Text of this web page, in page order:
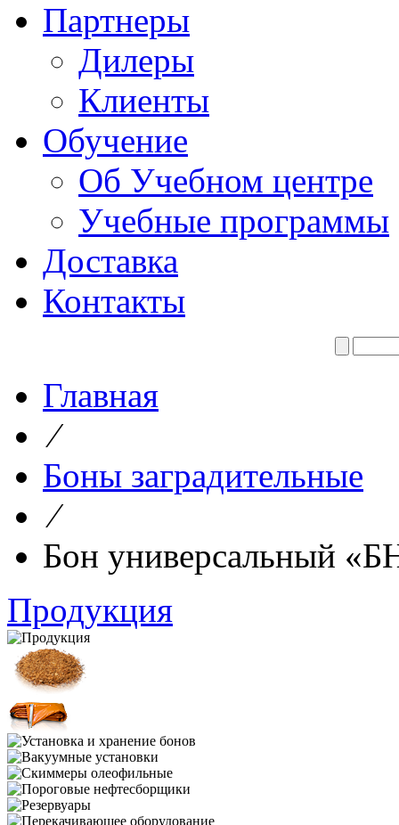
Партнеры
Дилеры
Клиенты
Обучение
Об Учебном центре
Учебные программы
Доставка
Контакты
Главная
⁄
Боны заградительные
⁄
Бон универсальный
Продукция